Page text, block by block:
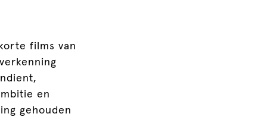
films van
en
gehouden